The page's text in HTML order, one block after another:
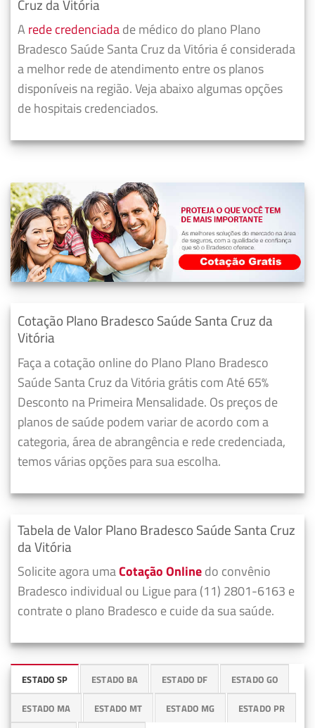
Cruz da Vitória
A rede credenciadade médico do plano Plano
Bradesco Saúde Santa Cruz da Vitória é considerada
a melhor rede de atendimento entre os planos
disponíveis na região. Veja abaixo algumas opções
de hospitais credenciados.
Cotação Plano Bradesco Saúde Santa Cruz da
Vitória
Faça a cotação online do Plano Plano Bradesco
Saúde Santa Cruz da Vitória grátis com Até 65%
Desconto na Primeira Mensalidade. Os preços de
planos de saúde podem variar de acordo com a
categoria, área de abrangência e rede credenciada,
temos várias opções para sua escolha.
Tabela de Valor Plano Bradesco Saúde Santa Cruz
da Vitória
Solicite agora umaCotação Onlinedo convênio
Bradesco individual ou Ligue para (11) 2801-6163 e
contrate o plano Bradesco e cuide da sua saúde.
ESTADO SP ESTADO BA ESTADO DF ESTADO GO
ESTADO MA ESTADO MT ESTADO MG ESTADO PR